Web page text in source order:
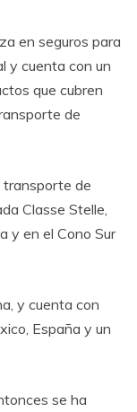
en seguros para
y cuenta con un
que cubren
de
transporte de
Classe Stelle,
y en el Cono Sur
y cuenta con
España y un
se ha